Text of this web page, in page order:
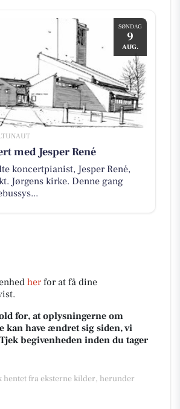
SØNDAG
9
AUG.
med Jesper René
koncertpianist, Jesper René,
Jørgens kirke. Denne gang
herfor at få dine
for, at oplysningerne om
kan have ændret sig siden, vi
begivenheden inden du tager
hentet fra eksterne kilder, herunder